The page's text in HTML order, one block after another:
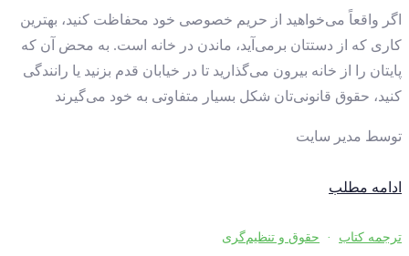
اگر واقعاً می‌خواهید از حریم خصوصی خود محفاظت کنید،‌ بهترین
کاری که از دستتان برمی‌آید، ماندن در خانه است. به محض آن که
پایتان را از خانه بیرون می‌گذارید تا در خیابان قدم بزنید یا رانندگی
کنید، حقوق قانونی‌تان شکل بسیار متفاوتی به خود می‌گیرند
توسط مدیر سایت
ادامه مطلب
ترجمه کتاب · حقوق و تنظیم‌گری